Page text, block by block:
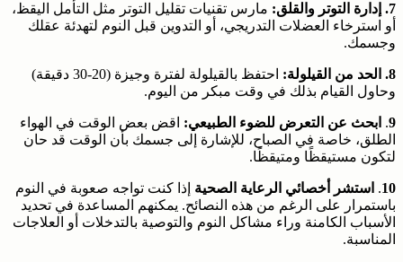
7. إدارة التوتر والقلق:
مارس تقنيات تقليل التوتر مثل التأمل اليقظ،
أو استرخاء العضلات التدريجي، أو التدوين قبل النوم لتهدئة عقلك
وجسمك.
8. الحد من القيلولة:
احتفظ بالقيلولة لفترة وجيزة (20-30 دقيقة)
وحاول القيام بذلك في وقت مبكر من اليوم.
9
. ابحث عن التعرض للضوء الطبيعي: اقض بعض الوقت في الهواء
الطلق، خاصة في الصباح، للإشارة إلى جسمك بأن الوقت قد حان
لتكون مستيقظًا ومتيقظًا.
10
. استشر أخصائي الرعاية الصحية إذا كنت تواجه صعوبة في النوم
باستمرار على الرغم من هذه النصائح. يمكنهم المساعدة في تحديد
الأسباب الكامنة وراء مشاكل النوم والتوصية بالتدخلات أو العلاجات
المناسبة.